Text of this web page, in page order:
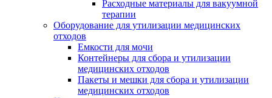
Расходные материалы для вакуумной
терапии
Оборудование для утилизации медицинских
отходов
Емкости для мочи
Контейнеры для сбора и утилизации
медицинских отходов
Пакеты и мешки для сбора и утилизации
медицинских отходов